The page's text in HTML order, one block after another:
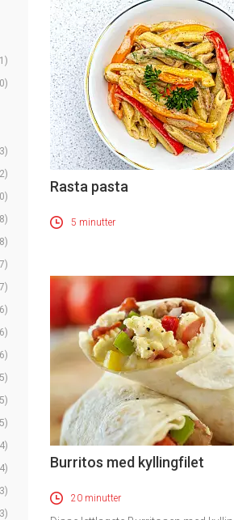
Rasta pasta
5 minutter
Burritos med kyllingfilet
20 minutter